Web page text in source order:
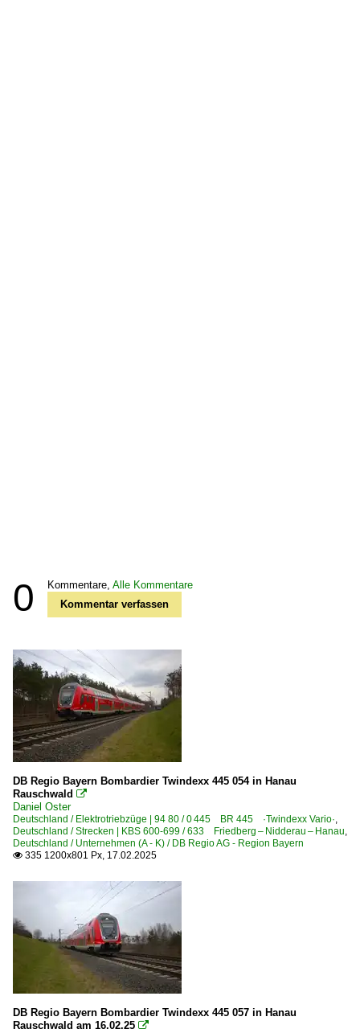
0 Kommentare, Alle Kommentare
Kommentar verfassen
DB Regio Bayern Bombardier Twindexx 445 054 in Hanau
Rauschwald 
Daniel Oster
Deutschland / Elektrotriebzüge | 94 80 / 0 445 BR 445 ·Twindexx Vario·,
Deutschland / Strecken | KBS 600-699 / 633 Friedberg – Nidderau – Hanau,
Deutschland / Unternehmen (A - K) / DB Regio AG - Region Bayern
 335 1200x801 Px, 17.02.2025
DB Regio Bayern Bombardier Twindexx 445 057 in Hanau
Rauschwald am 16.02.25 